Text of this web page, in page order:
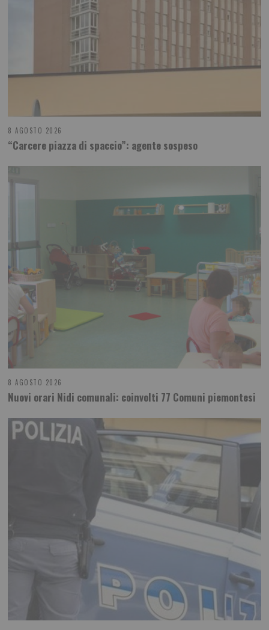
8 AGOSTO 2026
“Carcere piazza di spaccio”: agente sospeso
8 AGOSTO 2026
Nuovi orari Nidi comunali: coinvolti 77 Comuni piemontesi